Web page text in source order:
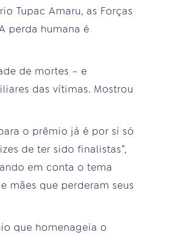
Tupac Amaru, as Forças
perda humana é
de mortes – e
das vítimas. Mostrou
o prêmio já é por si só
de ter sido finalistas”,
em conta o tema
mães que perderam seus
que homenageia o